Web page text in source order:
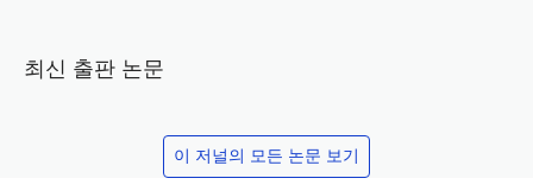
최신 출판 논문
이 저널의 모든 논문 보기